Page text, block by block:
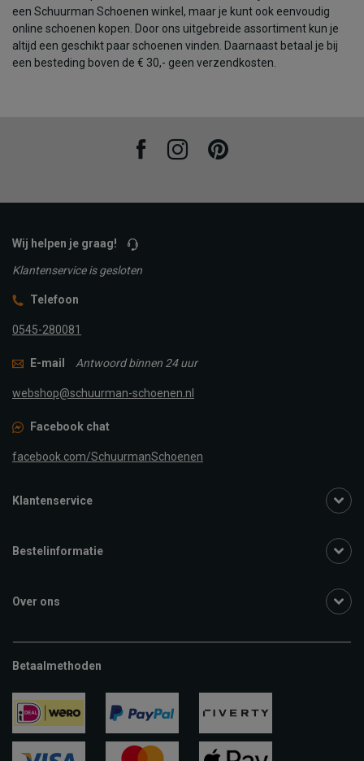
een Schuurman Schoenen winkel, maar je kunt ook eenvoudig
online schoenen kopen. Door ons uitgebreide assortiment kun je
altijd een geschikt paar schoenen vinden. Daarnaast betaal je bij
een besteding boven de € 30,- geen verzendkosten.
FacebookInstagramPinterest
Wij helpen je graag!
Klantenservice is gesloten
Telefoon
0545-280081
E-mail Antwoord binnen 24 uur
webshop@schuurman-schoenen.nl
Facebook chat
facebook.com/SchuurmanSchoenen
Klantenservice
Bestelinformatie
Over ons
Betaalmethoden
ideal paypal riverty